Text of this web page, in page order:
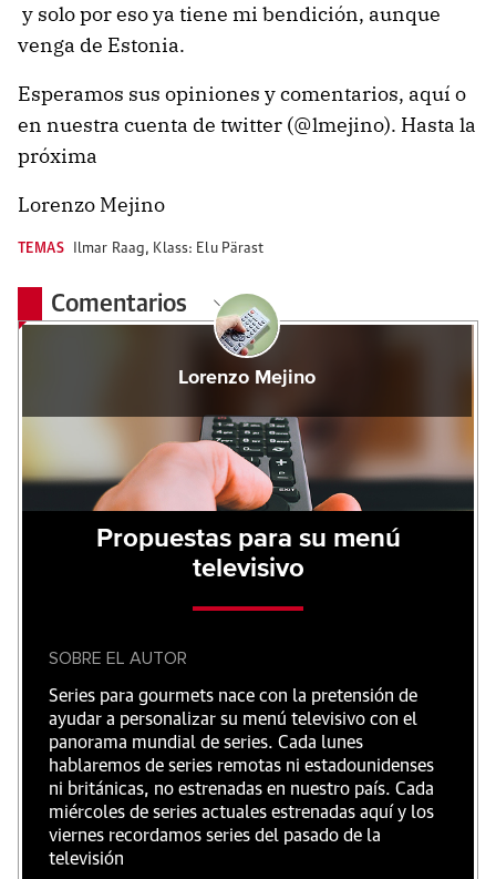
y solo por eso ya tiene mi bendición, aunque
venga de Estonia.
Esperamos sus opiniones y comentarios, aquí o
en nuestra cuenta de twitter (@lmejino). Hasta la
próxima
Lorenzo Mejino
TEMAS Ilmar Raag, Klass: Elu Pärast
Comentarios
Lorenzo Mejino
Propuestas para su menú
televisivo
SOBRE EL AUTOR
Series para gourmets nace con la pretensión de
ayudar a personalizar su menú televisivo con el
panorama mundial de series. Cada lunes
hablaremos de series remotas ni estadounidenses
ni británicas, no estrenadas en nuestro país. Cada
miércoles de series actuales estrenadas aquí y los
viernes recordamos series del pasado de la
televisión